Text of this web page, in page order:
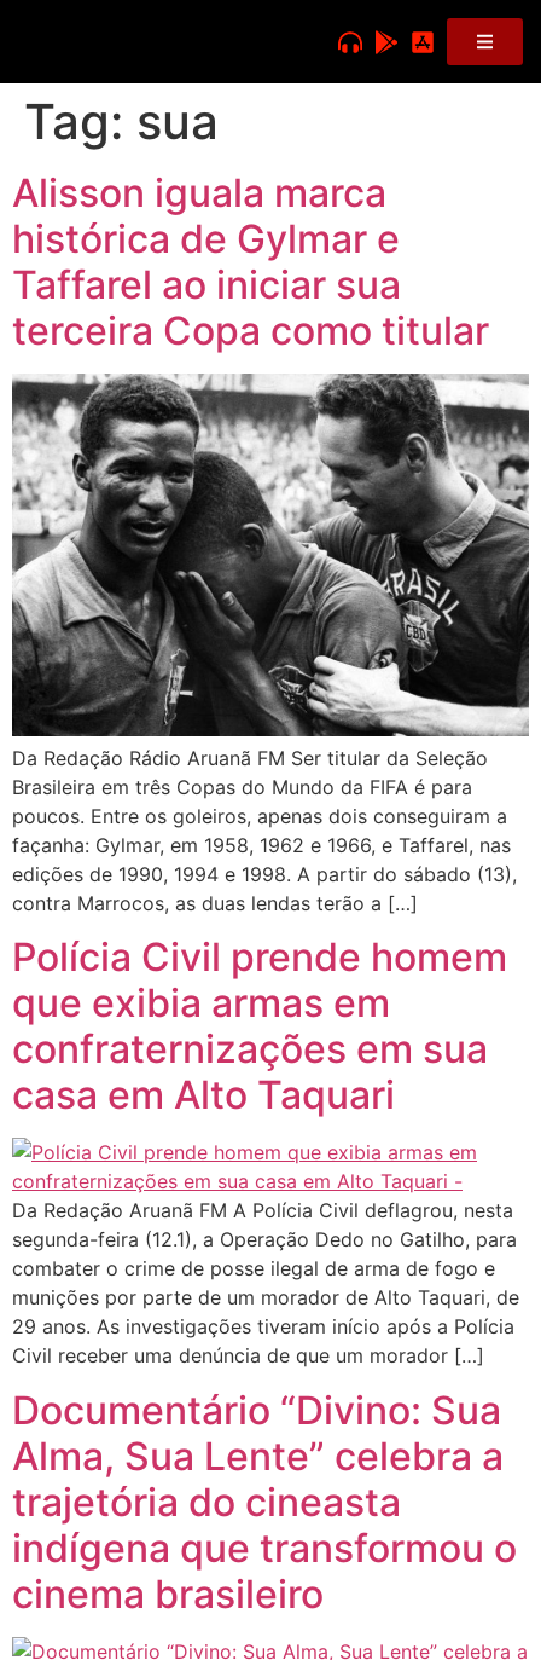
Tag: sua
Alisson iguala marca
histórica de Gylmar e
Taffarel ao iniciar sua
terceira Copa como titular
Da Redação Rádio Aruanã FM Ser titular da Seleção
Brasileira em três Copas do Mundo da FIFA é para
poucos. Entre os goleiros, apenas dois conseguiram a
façanha: Gylmar, em 1958, 1962 e 1966, e Taffarel, nas
edições de 1990, 1994 e 1998. A partir do sábado (13),
contra Marrocos, as duas lendas terão a […]
Polícia Civil prende homem
que exibia armas em
confraternizações em sua
casa em Alto Taquari
Da Redação Aruanã FM A Polícia Civil deflagrou, nesta
segunda-feira (12.1), a Operação Dedo no Gatilho, para
combater o crime de posse ilegal de arma de fogo e
munições por parte de um morador de Alto Taquari, de
29 anos. As investigações tiveram início após a Polícia
Civil receber uma denúncia de que um morador […]
Documentário “Divino: Sua
Alma, Sua Lente” celebra a
trajetória do cineasta
indígena que transformou o
cinema brasileiro